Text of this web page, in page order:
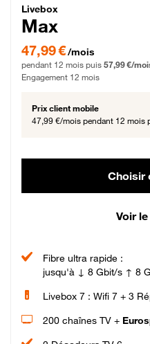
Livebox Max
Livebox
Max
47,99 € par mois pendant 12
47,99 €/mois
pendant 12 mois puis 57,99 €/
Engagement 12 mois
Prix client mobile
47,99 €/mois pendant 12 mois
Choisir
Voir
Fibre ultra rapide :
jusqu'à ↓ 8 Gbit/s ↑ 8
Livebox 7 : Wifi 7 + 3
200 chaînes TV +